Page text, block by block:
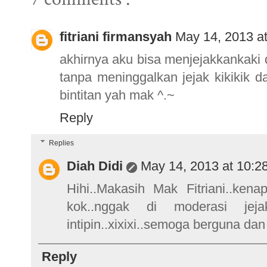
fitriani firmansyah May 14, 2013
akhirnya aku bisa
tanpa meninggalkan jejak kikikik
bintitan yah mak ^.~
Reply
Replies
Diah Didi
May 14, 2013 at
Hihi..Makasih Mak
kok..nggak di moderasi
intipin..xixixi..semoga berguna
Reply